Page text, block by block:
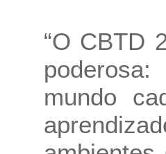
“O CBTD
mundo